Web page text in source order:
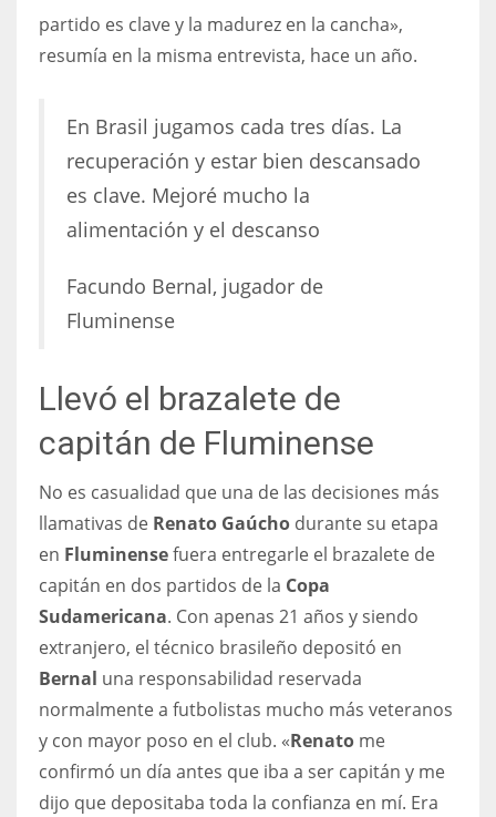
partido es clave y la madurez en la cancha»,
resumía en la misma entrevista, hace un año.
En Brasil jugamos cada tres días. La
recuperación y estar bien descansado
es clave. Mejoré mucho la
alimentación y el descanso
Facundo Bernal, jugador de
Fluminense
Llevó el brazalete de
capitán de Fluminense
No es casualidad que una de las decisiones más
llamativas de Renato Gaúcho durante su etapa
en Fluminensefuera entregarle el brazalete de
capitán en dos partidos de la Copa
Sudamericana. Con apenas 21 años y siendo
extranjero, el técnico brasileño depositó en
Bernal una responsabilidad reservada
normalmente a futbolistas mucho más veteranos
y con mayor poso en el club. «Renato me
confirmó un día antes que iba a ser capitán y me
dijo que depositaba toda la confianza en mí. Era